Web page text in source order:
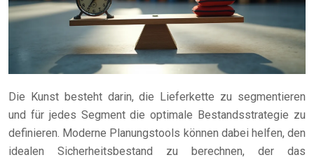
Die Kunst besteht darin, die Lieferkette zu segmentieren
und für jedes Segment die optimale Bestandsstrategie zu
definieren. Moderne Planungstools können dabei helfen, den
idealen Sicherheitsbestand zu berechnen, der das